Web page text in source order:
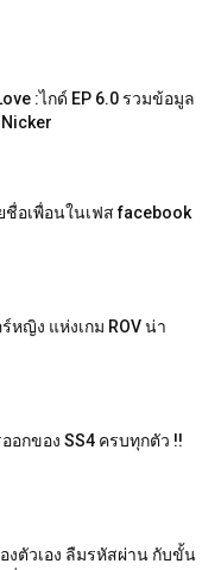
:ไกด์ EP 6.0 รวมข้อมูล
ชื่อเพื่อนในเฟส facebook
หญิง แห่งเกม ROV น่า
อกของ SS4 ครบทุกตัว !!
งตัวเอง ลืมรหัสผ่าน กับขั้น